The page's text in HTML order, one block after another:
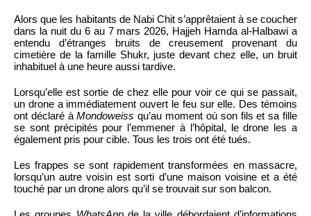
Alors que les habitants de Nabi Chit s’apprêtaient à se coucher
dans la nuit du 6 au 7 mars 2026, Hajjeh Hamda al-Halbawi a
entendu d’étranges bruits de creusement provenant du
cimetière de la famille Shukr, juste devant chez elle, un bruit
inhabituel à une heure aussi tardive.
Lorsqu’elle est sortie de chez elle pour voir ce qui se passait,
un drone a immédiatement ouvert le feu sur elle. Des témoins
ont déclaré àMondoweiss qu’au moment où son fils et sa fille
se sont précipités pour l’emmener à l’hôpital, le drone les a
également pris pour cible. Tous les trois ont été tués.
Les frappes se sont rapidement transformées en massacre,
lorsqu’un autre voisin est sorti d’une maison voisine et a été
touché par un drone alors qu’il se trouvait sur son balcon.